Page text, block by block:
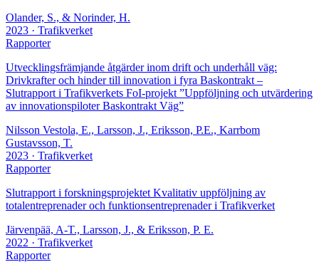
Olander, S., & Norinder, H.
2023 · Trafikverket
Rapporter
Utvecklingsfrämjande åtgärder inom drift och underhåll väg:
Drivkrafter och hinder till innovation i fyra Baskontrakt –
Slutrapport i Trafikverkets FoI-projekt ”Uppföljning och utvärdering
av innovationspiloter Baskontrakt Väg”
Nilsson Vestola, E., Larsson, J., Eriksson, P.E., Karrbom
Gustavsson, T.
2023 · Trafikverket
Rapporter
Slutrapport i forskningsprojektet Kvalitativ uppföljning av
totalentreprenader och funktionsentreprenader i Trafikverket
Järvenpää, A-T., Larsson, J., & Eriksson, P. E.
2022 · Trafikverket
Rapporter